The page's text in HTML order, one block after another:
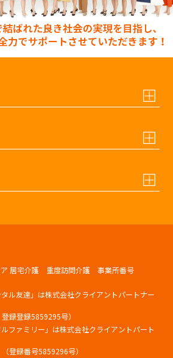
居宅介護 重度訪問介護 事業所番号
タル友達」は株式会社クライアントパートナー
録登録5859295号）
ルファミリー」は株式会社クライアントパート
登録番号5859296号）